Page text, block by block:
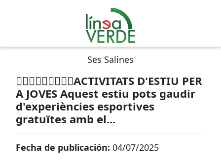
Ses Salines
🏃🏻‍♂️🚣‍♀️🤽‍♀️🏄‍♀️ACTIVITATS D'ESTIU PER
A JOVES Aquest estiu pots gaudir
d'experiències esportives
gratuïtes amb el...
Fecha de publicación: 04/07/2025